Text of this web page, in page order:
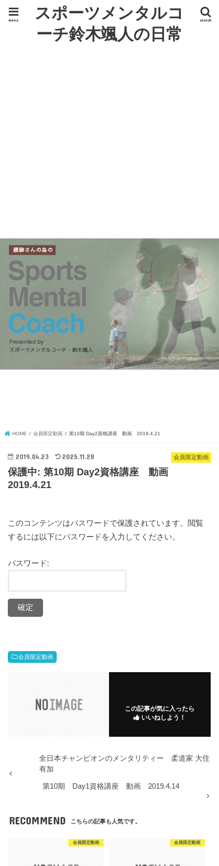
スポーツメンタルコ
ーチ鈴木颯人の日常
search
menu
HOME 会員限定動画 第10期 Day2資格講座 動画 2019.4.21
会員限定動画
2019.04.23 2025.11.28
保護中: 第10期 Day2資格講座 動画
2019.4.21
このコンテンツはパスワードで保護されています。閲覧
するには以下にパスワードを入力してください。
パスワード:
会員限定動画
この記事が気に入ったら
いいねしよう！
全日本チャンピオンのメンタリティー 柔道家 大住
有加
第10期 Day1資格講座 動画 2019.4.14
RECOMMEND こちらの記事も人気です。
会員限定動画 会員限定動画